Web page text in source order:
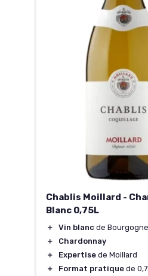
Chablis Moillard -
Blanc 0,75L
＋ Vin blanc de Bourgogne
＋
Chardonnay
＋
Expertise de Moillard
＋
Format pratique de